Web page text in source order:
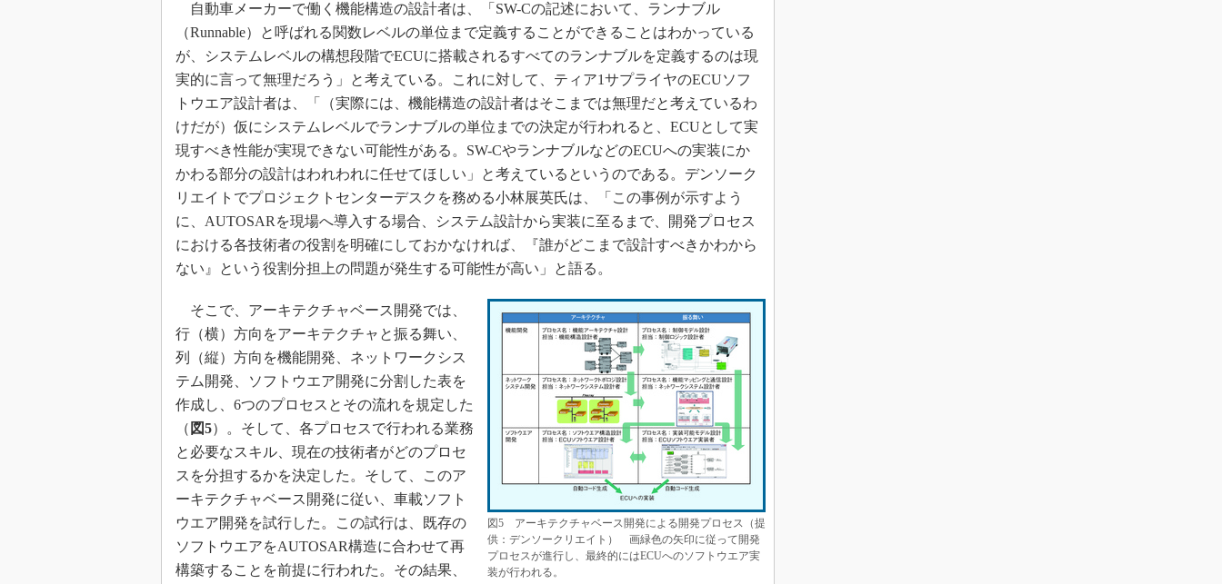
自動車メーカーで働く機能構造の設計者は、「SW-Cの記述において、ランナブル
（Runnable）と呼ばれる関数レベルの単位まで定義することができることはわかっている
が、システムレベルの構想段階でECUに搭載されるすべてのランナブルを定義するのは現
実的に言って無理だろう」と考えている。これに対して、ティア1サプライヤのECUソフ
トウエア設計者は、「（実際には、機能構造の設計者はそこまでは無理だと考えているわ
けだが）仮にシステムレベルでランナブルの単位までの決定が行われると、ECUとして実
現すべき性能が実現できない可能性がある。SW-CやランナブルなどのECUへの実装にか
かわる部分の設計はわれわれに任せてほしい」と考えているというのである。デンソーク
リエイトでプロジェクトセンターデスクを務める小林展英氏は、「この事例が示すよう
に、AUTOSARを現場へ導入する場合、システム設計から実装に至るまで、開発プロセス
における各技術者の役割を明確にしておかなければ、『誰がどこまで設計すべきかわから
ない』という役割分担上の問題が発生する可能性が高い」と語る。
図5 アーキテクチャベース開発による開発プロセス（提
供：デンソークリエイト） 画緑色の矢印に従って開発
プロセスが進行し、最終的にはECUへのソフトウエア実
装が行われる。
そこで、アーキテクチャベース開発では、
行（横）方向をアーキテクチャと振る舞い、
列（縦）方向を機能開発、ネットワークシス
テム開発、ソフトウエア開発に分割した表を
作成し、6つのプロセスとその流れを規定した
（ 図5）。そして、各プロセスで行われる業務
と必要なスキル、現在の技術者がどのプロセ
スを分担するかを決定した。そして、このア
ーキテクチャベース開発に従い、車載ソフト
ウエア開発を試行した。この試行は、既存の
ソフトウエアをAUTOSAR構造に合わせて再
構築することを前提に行われた。その結果、